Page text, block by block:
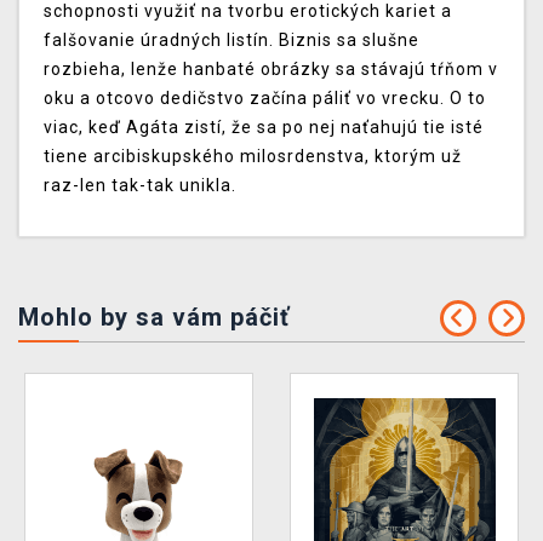
schopnosti využiť na tvorbu erotických kariet a
falšovanie úradných listín. Biznis sa slušne
rozbieha, lenže hanbaté obrázky sa stávajú tŕňom v
oku a otcovo dedičstvo začína páliť vo vrecku. O to
viac, keď Agáta zistí, že sa po nej naťahujú tie isté
tiene arcibiskupského milosrdenstva, ktorým už
raz-len tak-tak unikla.
Mohlo by sa vám páčiť